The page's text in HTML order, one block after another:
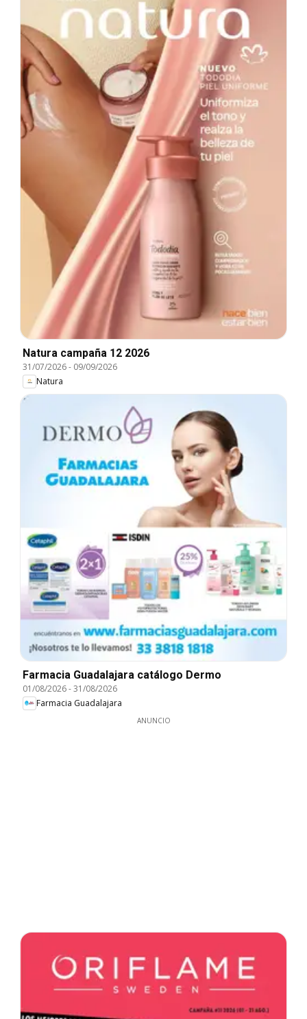
Natura campaña 12 2026
31/07/2026- 09/09/2026
Natura
Farmacia Guadalajara catálogo Dermo
01/08/2026-31/08/2026
Farmacia Guadalajara
ANUNCIO